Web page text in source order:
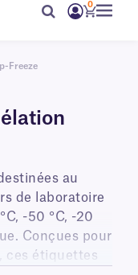
0
Freeze
au
de laboratoire
-50 °C, -20
Conçues pour
ces étiquettes